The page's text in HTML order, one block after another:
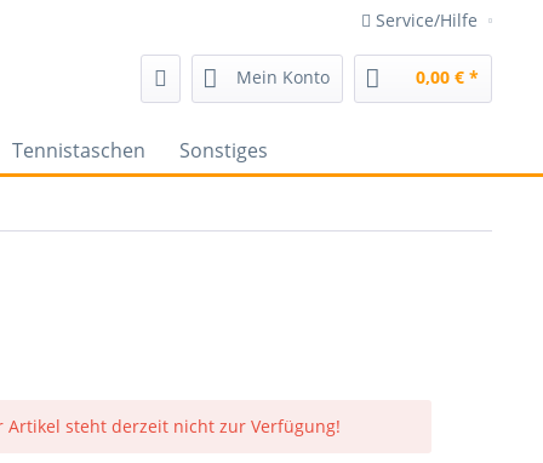
Service/Hilfe
Mein Konto 0,00 € *
Tennistaschen Sonstiges
Artikel steht derzeit nicht zur Verfügung!